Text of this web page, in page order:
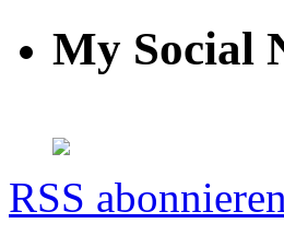
My Social
RSS abonnieren